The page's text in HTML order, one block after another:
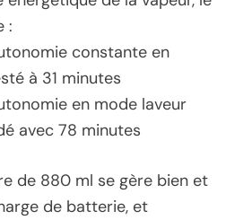
:
constante en
à 31 minutes
en mode laveur
avec 78 minutes
de 880 ml se gère bien et
de batterie, et